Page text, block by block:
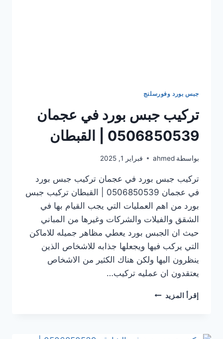
جبس بورد وفورسلنج
تركيب جبس بورد في عجمان
0506850539 | القبطان
بواسطة ahmed فبراير 1, 2025
تركيب جبس بورد في عجمان تركيب جبس بورد
في عجمان 0506850539 | القبطان تركيب جبس
بورد من اهم العمليات التي يجب القيام بها في
الشقق والفيلات والشركات وغيرها من المباني
حيث ان الجبس بورد يعطي مظاهر جميله للاماكن
التي يركب فيها ويجعلها جذابه للاشخاص الذين
ينظرون اليها ولكن هناك الكثير من الاشخاص
يعتقدون ان عمليه تركيب…
إقرأ المزيد تركيب